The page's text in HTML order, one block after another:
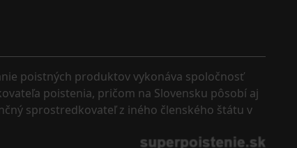
poistných produktov vykonáva spoločnosť
poistenia, pričom na Slovensku pôsobí aj
sprostredkovateľ z iného členského štátu v